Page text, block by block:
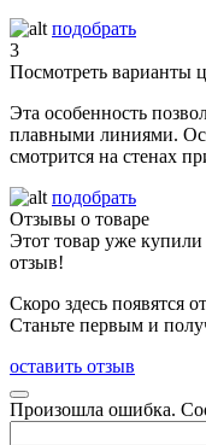
подобрать
3
Посмотреть варианты
Эта особенность
плавными линиями.
смотрится на стенах
подобрать
Отзывы о товаре
Этот товар уже купили
отзыв!
Скоро здесь появятся
Станьте первым и
оставить отзыв
Произошла ошибка.